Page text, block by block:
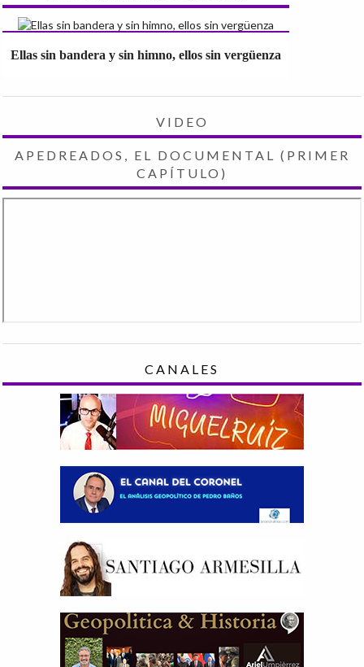
Ellas sin bandera y sin himno, ellos sin vergüenza
VIDEO
APEDREADOS, EL DOCUMENTAL (PRIMER
CAPÍTULO)
CANALES